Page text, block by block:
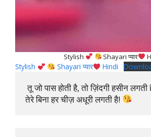
Stylish Shayari प्यार
Stylish Shayari प्यार Hindi
तू जो पास होती है, तो ज़िंदगी हसीन लगती
तेरे बिना हर चीज़ अधूरी लगती है!